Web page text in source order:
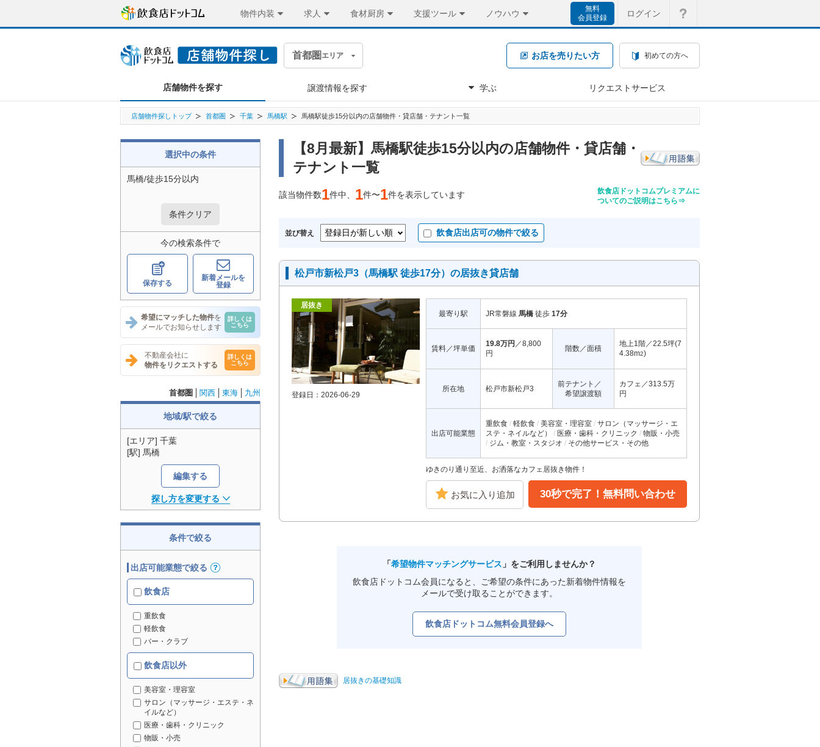
物件内装 求人 食材厨房 支援ツール ノウハウ
無料
会員登録
ログイン
首都圏 エリア お店を売りたい方 初めての方へ
店舗物件を探す 譲渡情報を探す 学ぶ リクエストサービス
店舗物件探しトップ 首都圏 千葉 馬橋駅 馬橋駅徒歩15分以内の店舗物件・貸店舗・テナント一覧
選択中の条件
馬橋/徒歩15分以内
条件クリア
今の検索条件で
保存する
新着メールを
登録
希望にマッチした物件を
メールでお知らせします
詳しくは
こちら
不動産会社に
物件をリクエストする
詳しくは
こちら
首都圏 関西 東海 九州
地域/駅で絞る
[エリア] 千葉
[駅] 馬橋
編集する
探し方を変更する
条件で絞る
出店可能業態で絞る
飲食店
重飲食
軽飲食
バー・クラブ
飲食店以外
美容室・理容室
サロン（マッサージ・エステ・ネ
イルなど）
医療・歯科・クリニック
物販・小売
【8月最新】馬橋駅徒歩15分以内の店舗物件・貸店舗・
テナント一覧
該当物件数1件中、 1件〜1件を表示しています
飲食店ドットコムプレミアムに
ついてのご説明はこちら⇒
並び替え 飲食店出店可の物件で絞る
松戸市新松戸3（馬橋駅 徒歩17分）の居抜き貸店舗
居抜き
登録日：2026-06-29
最寄り駅 JR常磐線 馬橋 徒歩 17分
賃料／坪単価
19.8万円 ／8,800
円
階数／面積
地上1階／22.5坪(7
4.38m2)
所在地 松戸市新松戸3
前テナント／
希望譲渡額
カフェ／313.5万
円
出店可能業態
重飲食 軽飲食 美容室・理容室
サロン（マッサージ・エ
ステ・ネイルなど）
医療・歯科・クリニック
物販・小売
ジム・教室・スタジオ
その他サービス・その他
ゆきのり通り至近、お洒落なカフェ居抜き物件！
お気に入り追加 30秒で完了！無料問い合わせ
「希望物件マッチングサービス 」をご利用しませんか？
飲食店ドットコム会員になると、ご希望の条件にあった新着物件情報を
メールで受け取ることができます。
飲食店ドットコム無料会員登録へ
居抜きの基礎知識